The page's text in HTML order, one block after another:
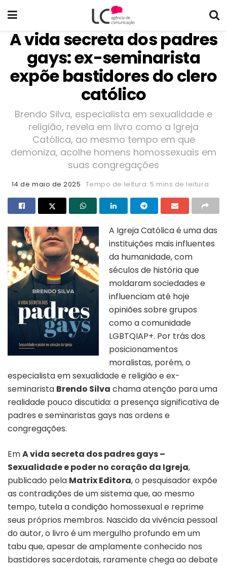
A vida secreta dos padres
gays: ex-seminarista
expõe bastidores do clero
católico
Brendo Silva, especialista em sexualidade e
religião, revela em livro como a Igreja
Católica, ao mesmo tempo em que
demoniza, acolhe homens homossexuais em
suas congregações
14 de maio de 2025 Tempo de leitura: 5 mins de leitura
A Igreja Católica é uma das
instituições mais influentes
da humanidade, com
séculos de história que
moldaram sociedades e
influenciam até hoje
opiniões sobre grupos
como a comunidade
LGBTQIAP+. Por trás dos
posicionamentos
moralistas, porém, o
especialista em sexualidade e religião e ex-
seminarista Brendo Silva chama atenção para uma
realidade pouco discutida: a presença significativa de
padres e seminaristas gays nas ordens e
congregações.
EmA vida secreta dos padres gays –
Sexualidade e poder no coração da Igreja,
publicado pela Matrix Editora, o pesquisador expõe
as contradições de um sistema que, ao mesmo
tempo, tutela a condição homossexual e reprime
seus próprios membros. Nascido da vivência pessoal
do autor, o livro é um mergulho profundo em um
tabu que, apesar de amplamente conhecido nos
bastidores sacerdotais, raramente chega ao debate